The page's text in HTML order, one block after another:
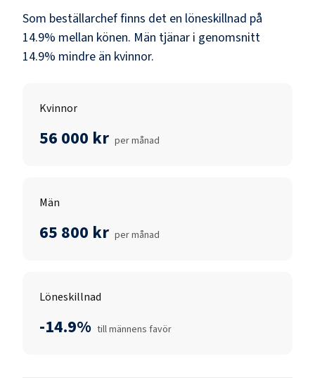
Som beställarcheffinns det en löneskillnad på
14.9% mellan könen. Män tjänar i genomsnitt
14.9% mindre än kvinnor.
Kvinnor
56 000 kr per månad
Män
65 800 kr per månad
Löneskillnad
-14.9% till männens favör